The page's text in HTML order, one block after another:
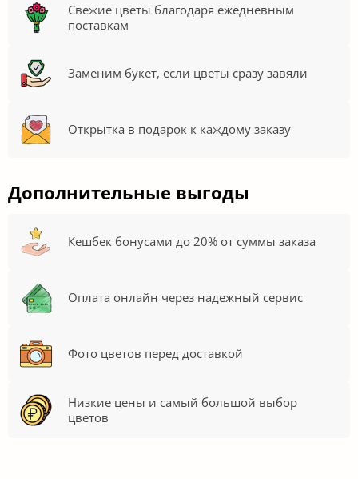
Свежие цветы благодаря ежедневным
поставкам
Заменим букет, если цветы сразу завяли
Открытка в подарок к каждому заказу
Дополнительные выгоды
Кешбек бонусами до 20% от суммы заказа
Оплата онлайн через надежный сервис
Фото цветов перед доставкой
Низкие цены и самый большой выбор
цветов